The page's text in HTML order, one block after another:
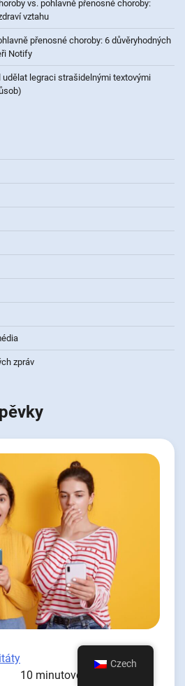
vs. pohlavně přenosné choroby:
vztahu
přenosné choroby: 6 důvěryhodných
Notify
legraci strašidelnými textovými
zpráv
10 minutové čtení
Czech